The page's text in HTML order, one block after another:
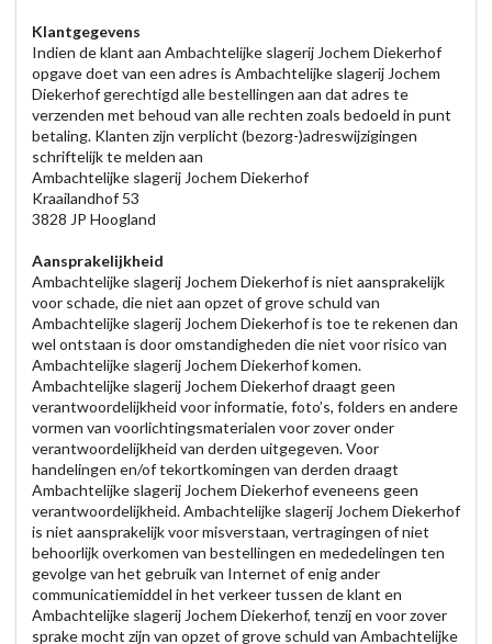
Klantgegevens
Indien de klant aan Ambachtelijke slagerij Jochem Diekerhof
opgave doet van een adres is Ambachtelijke slagerij Jochem
Diekerhof gerechtigd alle bestellingen aan dat adres te
verzenden met behoud van alle rechten zoals bedoeld in punt
betaling. Klanten zijn verplicht (bezorg-)adreswijzigingen
schriftelijk te melden aan
Ambachtelijke slagerij Jochem Diekerhof
Kraailandhof 53
3828 JP Hoogland
Aansprakelijkheid
Ambachtelijke slagerij Jochem Diekerhof is niet aansprakelijk
voor schade, die niet aan opzet of grove schuld van
Ambachtelijke slagerij Jochem Diekerhof is toe te rekenen dan
wel ontstaan is door omstandigheden die niet voor risico van
Ambachtelijke slagerij Jochem Diekerhof komen.
Ambachtelijke slagerij Jochem Diekerhof draagt geen
verantwoordelijkheid voor informatie, foto’s, folders en andere
vormen van voorlichtingsmaterialen voor zover onder
verantwoordelijkheid van derden uitgegeven. Voor
handelingen en/of tekortkomingen van derden draagt
Ambachtelijke slagerij Jochem Diekerhof eveneens geen
verantwoordelijkheid. Ambachtelijke slagerij Jochem Diekerhof
is niet aansprakelijk voor misverstaan, vertragingen of niet
behoorlijk overkomen van bestellingen en mededelingen ten
gevolge van het gebruik van Internet of enig ander
communicatiemiddel in het verkeer tussen de klant en
Ambachtelijke slagerij Jochem Diekerhof, tenzij en voor zover
sprake mocht zijn van opzet of grove schuld van Ambachtelijke